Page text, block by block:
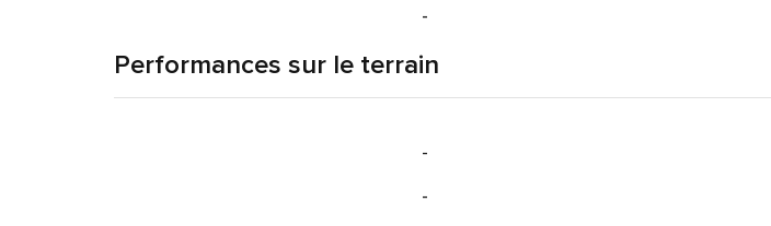
-
Performances sur le terrain
-
-